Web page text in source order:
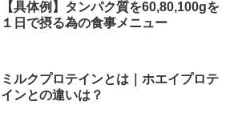
【具体例】タンパク質を60,80,100gを
１日で摂る為の食事メニュー
ミルクプロテインとは｜ホエイプロテ
インとの違いは？